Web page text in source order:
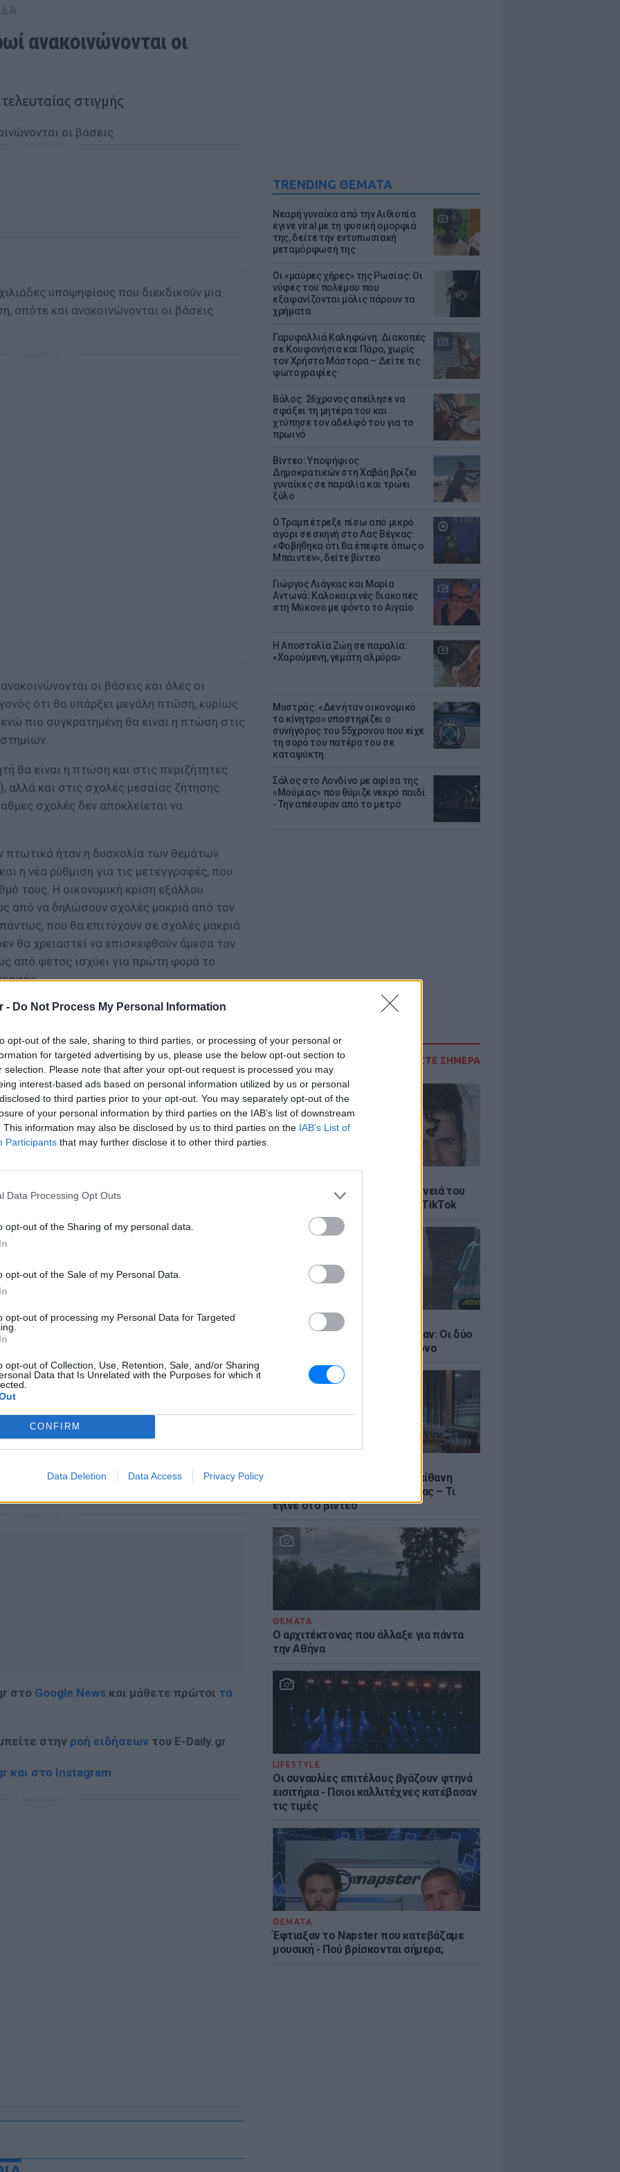
- Do Not Process My Personal Information
opt-out of the sale, sharing to third parties, or processing of your personal or
for targeted advertising by us, please use the below opt-out section to
selection. Please note that after your opt-out request is processed you may
interest-based ads based on personal information utilized by us or personal
to third parties prior to your opt-out. You may separately opt-out of the
of your personal information by third parties on the IAB’s list of downstream
This information may also be disclosed by us to third parties on the IAB’s List of
Participants that may further disclose it to other third parties.
Data Processing Opt Outs
opt-out of the Sharing of my personal data.
opt-out of the Sale of my Personal Data.
opt-out of processing my Personal Data for Targeted
opt-out of Collection, Use, Retention, Sale, and/or Sharing
Data that Is Unrelated with the Purposes for which it
CONFIRM
Data Deletion Data Access Privacy Policy
TRENDING ΘΕΜΑΤΑ
Νεαρή γυναίκα από την Αιθιοπία
έγινε viral με τη φυσική ομορφιά
της, δείτε την εντυπωσιακή
μεταμόρφωσή της
Οι «μαύρες χήρες» της Ρωσίας: Οι
νύφες του πολέμου που
εξαφανίζονται μόλις πάρουν τα
χρήματα
Γαρυφαλλιά Καληφώνη: Διακοπές
σε Κουφονήσια και Πάρο, χωρίς
τον Χρήστο Μάστορα – Δείτε τις
φωτογραφίες
Βόλος: 26χρονος απείλησε να
σφάξει τη μητέρα του και
χτύπησε τον αδελφό του για το
πρωινό
Βίντεο: Υποψήφιος
Δημοκρατικών στη Χαβάη βρίζει
γυναίκες σε παραλία και τρώει
ξύλο
Ο Τραμπ έτρεξε πίσω από μικρό
αγόρι σε σκηνή στο Λας Βέγκας:
«Φοβήθηκα ότι θα έπεφτε όπως ο
Μπάιντεν», δείτε βίντεο
Γιώργος Λιάγκας και Μαρία
Αντωνά: Καλοκαιρινές διακοπές
στη Μύκονο με φόντο το Αιγαίο
Η Αποστολία Ζώη σε παραλία:
«Χαρούμενη, γεμάτη αλμύρα»
Μυστράς: «Δεν ήταν οικονομικό
το κίνητρο» υποστηρίζει ο
συνήγορος του 55χρονου που είχε
τη σορό του πατέρα του σε
καταψύκτη
Σάλος στο Λονδίνο με αφίσα της
«Μούμιας» που θύμιζε νεκρό παιδί
- Την απέσυραν από το μετρό
ΔΙΑΒΑΣΤΕ ΣΗΜΕΡΑ
Πέρεζ Χίλτον: Τι λέει η οικογένειά του
μετά το σοκαριστικό live στο TikTok
LIFESTYLE
Ζόε Σαλντάνα και Νικόλ Κίντμαν: Οι δύο
σταρ του Χόλιγουντ στη Μύκονο
Ο Γιώργος Μανίκας έστησε απίθανη
φάρσα σε υπάλληλο καφετέριας – Τι
έγινε στο βίντεο
ΘΕΜΑΤΑ
Ο αρχιτέκτονας που άλλαξε για πάντα
την Αθήνα
LIFESTYLE
Οι συναυλίες επιτέλους βγάζουν φτηνά
εισιτήρια - Ποιοι καλλιτέχνες κατέβασαν
τις τιμές
ΘΕΜΑΤΑ
Έφτιαξαν το Napster που κατεβάζαμε
μουσική - Πού βρίσκονται σήμερα;
ανακοινώνονται οι
στιγμής
υποψηφίους που διεκδικούν μια
οπότε και ανακοινώνονται οι βάσεις
οι βάσεις και όλες οι
ότι θα υπάρξει μεγάλη πτώση, κυρίως
πιο συγκρατημένη θα είναι η πτώση στις
θα είναι η πτώση και στις περιζήτητες
αλλά και στις σχολές μεσαίας ζήτησης.
σχολές δεν αποκλείεται να
πτωτικά ήταν η δυσκολία των θεμάτων
η νέα ρύθμιση για τις μετεγγραφές, που
τους. Η οικονομική κρίση εξάλλου
από να δηλώσουν σχολές μακριά από τον
που θα επιτύχουν σε σχολές μακριά
θα χρειαστεί να επισκεφθούν άμεσα τον
από φέτος ισχύει για πρώτη φορά το
ΔΙΑΦΗΜΙΣΗ
να εισέλθουν από τον υπολογιστή τους με
ιστοσελίδα του υπουργείου Παιδείας
οδηγίες. Στη συνέχεια, βέβαια, θα
τα σχετικά δικαιολογητικά.
το δεύτερο δεκαπενθήμερο του
στο Google News και μάθετε πρώτοι τα
στην ροή ειδήσεων του E-Daily.gr
και στο Instagram